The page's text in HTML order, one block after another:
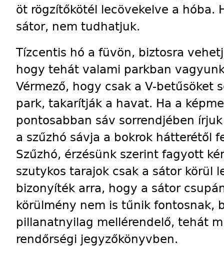
öt rögzítőkötél lecövekelve a hóba.
sátor, nem tudhatjuk.
Tízcentis hó a füvön, biztosra
hogy tehát valami parkban
Vérmező, hogy csak a V-betűsöket
park, takarítják a havat. Ha a
pontosabban sáv sorrendjében
a szűzhó sávja a bokrok hátterétől
Szűzhó, érzésünk szerint fagyott
szutykos tarajok csak a sátor körül
bizonyíték arra, hogy a sátor
körülmény nem is tűnik fontosnak,
pillanatnyilag mellérendelő, tehát
rendőrségi jegyzőkönyvben.